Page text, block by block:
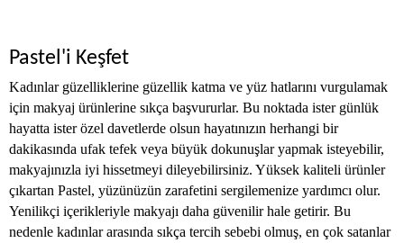
Pastel'i Keşfet
Kadınlar güzelliklerine güzellik katma ve yüz hatlarını vurgulamak
için makyaj ürünlerine sıkça başvururlar. Bu noktada ister günlük
hayatta ister özel davetlerde olsun hayatınızın herhangi bir
dakikasında ufak tefek veya büyük dokunuşlar yapmak isteyebilir,
makyajınızla iyi hissetmeyi dileyebilirsiniz. Yüksek kaliteli ürünler
çıkartan Pastel, yüzünüzün zarafetini sergilemenize yardımcı olur.
Yenilikçi içerikleriyle makyajı daha güvenilir hale getirir. Bu
nedenle kadınlar arasında sıkça tercih sebebi olmuş, en çok satanlar